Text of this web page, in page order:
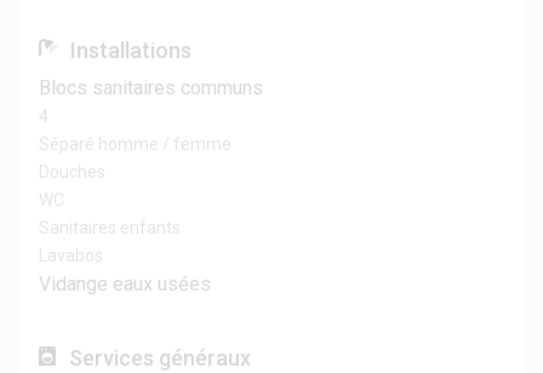
Installations
Blocs sanitaires communs
4
Séparé homme / femme
Douches
WC
Sanitaires enfants
Lavabos
Vidange eaux usées
Services généraux